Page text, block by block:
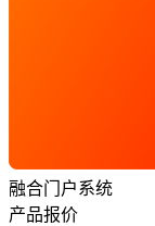
融合门户系统
产品报价